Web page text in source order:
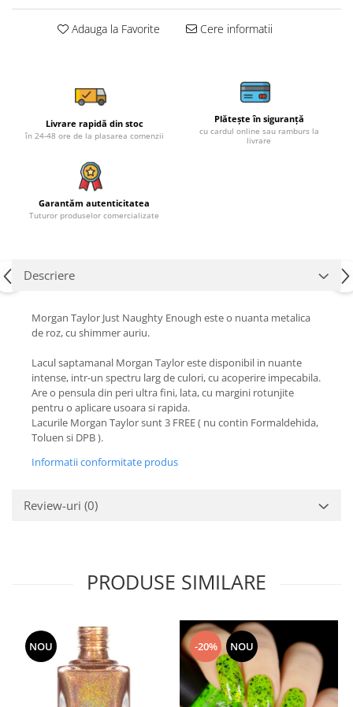
Adauga la Favorite Cere informatii
Livrare rapidă din stoc
în 24-48 ore de la plasarea comenzii
Plătește în siguranță
cu cardul online sau ramburs la
livrare
Garantăm autenticitatea
Tuturor produselor comercializate
Descriere
Morgan Taylor Just Naughty Enough este o nuanta metalica
de roz, cu shimmer auriu.
Lacul saptamanal Morgan Taylor este disponibil in nuante
intense, intr-un spectru larg de culori, cu acoperire impecabila.
Are o pensula din peri ultra fini, lata, cu margini rotunjite
pentru o aplicare usoara si rapida.
Lacurile Morgan Taylor sunt 3 FREE ( nu contin Formaldehida,
Toluen si DPB ).
Informatii conformitate produs
Review-uri (0)
PRODUSE SIMILARE
NOU -20% NOU